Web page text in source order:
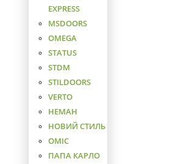
EXPRESS
MSDOORS
OMEGA
STATUS
STDM
STILDOORS
VERTO
НЕМАН
НОВИЙ СТИЛЬ
ОМІС
ПАПА КАРЛО